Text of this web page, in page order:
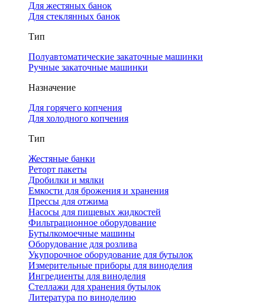
Для жестяных банок
Для стеклянных банок
Тип
Полуавтоматические закаточные машинки
Ручные закаточные машинки
Назначение
Для горячего копчения
Для холодного копчения
Тип
Жестяные банки
Реторт пакеты
Дробилки и мялки
Емкости для брожения и хранения
Прессы для отжима
Насосы для пищевых жидкостей
Фильтрационное оборудование
Бутылкомоечные машины
Оборудование для розлива
Укупорочное оборудование для бутылок
Измерительные приборы для виноделия
Ингредиенты для виноделия
Стеллажи для хранения бутылок
Литература по виноделию